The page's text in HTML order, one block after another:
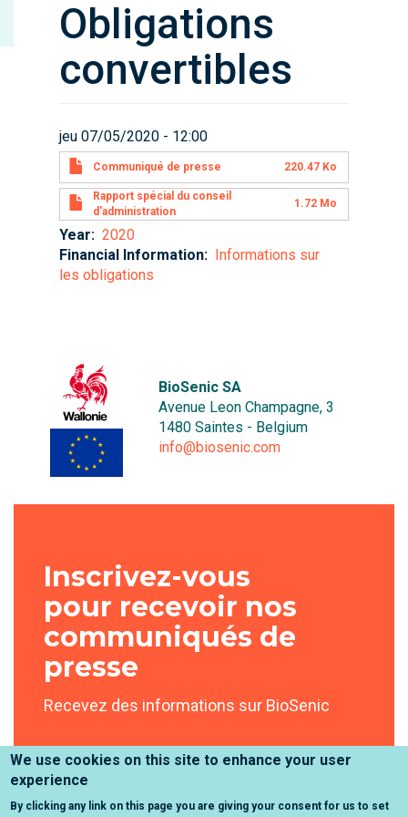
Obligations
convertibles
jeu 07/05/2020 - 12:00
Communiqué de presse 220.47 Ko
Rapport spécial du conseil
d'administration
1.72 Mo
Year
2020
Financial Information
Informations sur
les obligations
BioSenic SA
Avenue Leon Champagne, 3
1480 Saintes - Belgium
info@biosenic.com
Inscrivez-vous
pour recevoir nos
communiqués de
presse
Recevez des informations sur BioSenic
Inscrivez-vous
We use cookies on this site to enhance your user
experience
By clicking any link on this page you are giving your consent for us to set